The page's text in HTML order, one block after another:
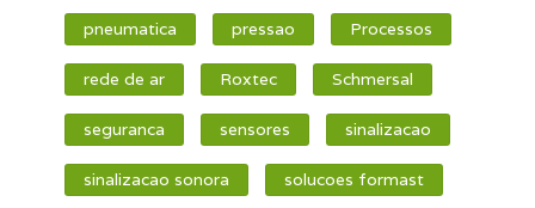
pneumatica pressao Processos
rede de ar Roxtec Schmersal
seguranca sensores sinalizacao
sinalizacao sonora solucoes formast